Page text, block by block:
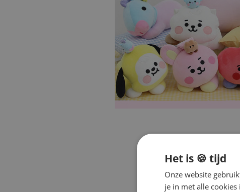
Het is 🍪 tijd
Onze website
je in met alle